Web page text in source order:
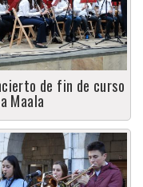
de fin de curso
Maala